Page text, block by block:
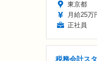
東京都
月給25万
正社員
税務会計ス